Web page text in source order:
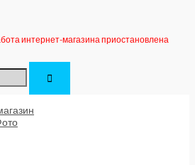
интернет-магазина приостановлена